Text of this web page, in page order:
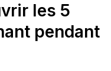
les 5
pendant